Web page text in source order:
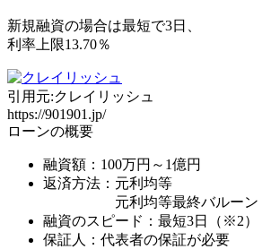
新規融資の場合は最短で3日、
利率上限13.70％
引用元:クレイリッシュ
https://901901.jp/
ローンの概要
融資額：100万円～1億円
返済方法：元利均等
元利均等最終バルーン
融資のスピード：最短3日（※2）
保証人：代表者の保証が必要